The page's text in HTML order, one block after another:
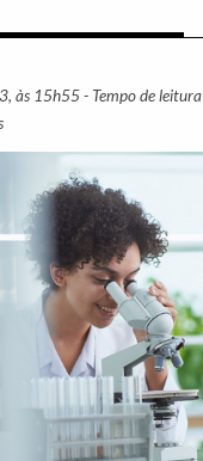
às 15h55 - Tempo de leitura